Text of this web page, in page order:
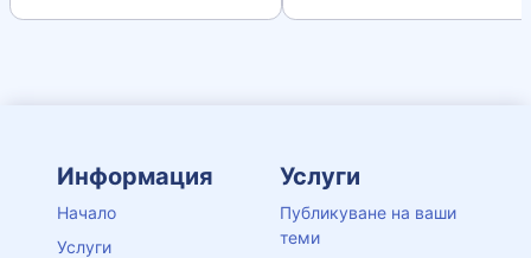
Информация
Начало
Услуги
Услуги
Публикуване на ваши
теми